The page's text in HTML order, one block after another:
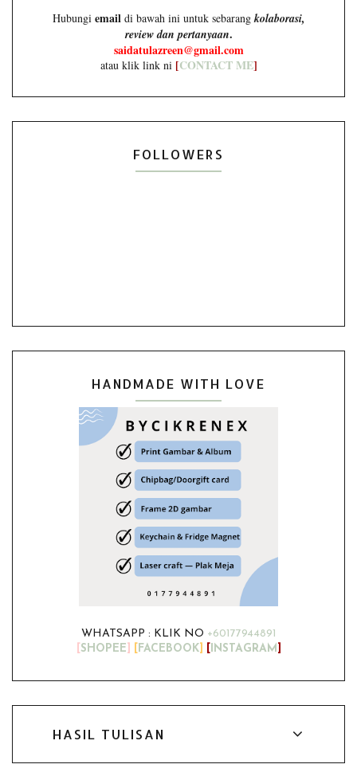
Hubungi email di bawah ini untuk sebarangkolaborasi,
review dan pertanyaan.
saidatulazreen@gmail.com
atau klik link ni [CONTACT ME]
FOLLOWERS
HANDMADE WITH LOVE
WHATSAPP : KLIK NO +60177944891
SHOPEE FACEBOOK] INSTAGRAM
HASIL TULISAN